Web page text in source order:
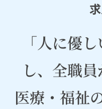
「人に優
し、全職
医療・福祉